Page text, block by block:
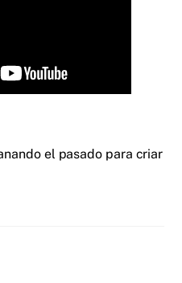
el pasado para criar